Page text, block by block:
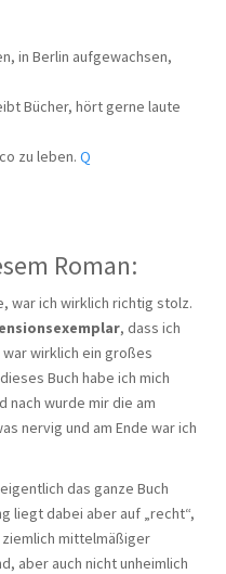
in Berlin aufgewachsen,
Bücher, hört gerne laute
zu leben. Q
Roman:
war ich wirklich richtig stolz.
, dass ich
wirklich ein großes
Buch habe ich mich
nach wurde mir die am
nervig und am Ende war ich
das ganze Buch
liegt dabei aber auf „recht“,
mittelmäßiger
aber auch nicht unheimlich